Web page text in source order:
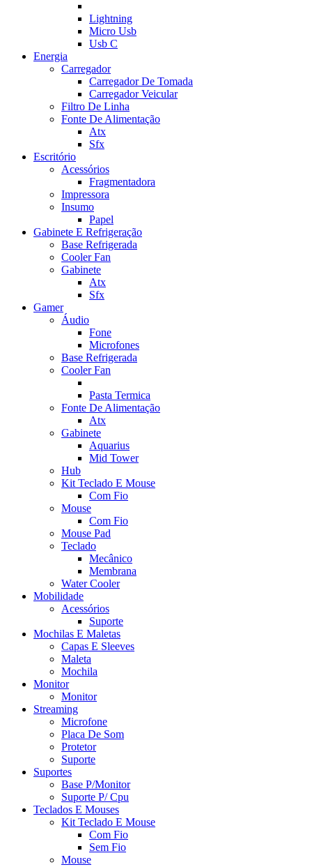
Lightning
Micro Usb
Usb C
Energia
Carregador
Carregador De Tomada
Carregador Veicular
Filtro De Linha
Fonte De Alimentação
Atx
Sfx
Escritório
Acessórios
Fragmentadora
Impressora
Insumo
Papel
Gabinete E Refrigeração
Base Refrigerada
Cooler Fan
Gabinete
Atx
Sfx
Gamer
Áudio
Fone
Microfones
Base Refrigerada
Cooler Fan
Pasta Termica
Fonte De Alimentação
Atx
Gabinete
Aquarius
Mid Tower
Hub
Kit Teclado E Mouse
Com Fio
Mouse
Com Fio
Mouse Pad
Teclado
Mecânico
Membrana
Water Cooler
Mobilidade
Acessórios
Suporte
Mochilas E Maletas
Capas E Sleeves
Maleta
Mochila
Monitor
Monitor
Streaming
Microfone
Placa De Som
Protetor
Suporte
Suportes
Base P/Monitor
Suporte P/ Cpu
Teclados E Mouses
Kit Teclado E Mouse
Com Fio
Sem Fio
Mouse